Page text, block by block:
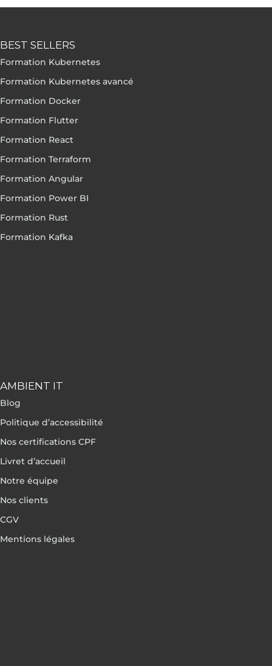
BEST SELLERS
Formation Kubernetes
Formation Kubernetes avancé
Formation Docker
Formation Flutter
Formation React
Formation Terraform
Formation Angular
Formation Power BI
Formation Rust
Formation Kafka
AMBIENT IT
Blog
Politique d’accessibilité
Nos certifications CPF
Livret d’accueil
Notre équipe
Nos clients
CGV
Mentions légales